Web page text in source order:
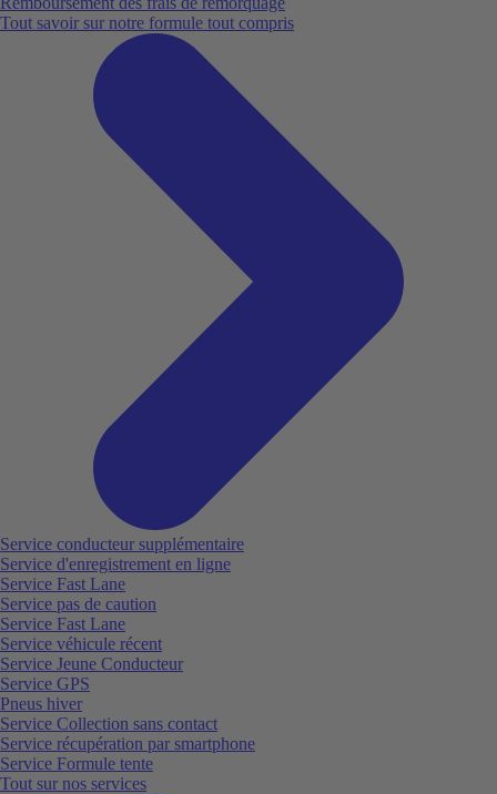
Tout savoir sur notre formule tout compris
Service conducteur supplémentaire
Service d'enregistrement en ligne
Service Fast Lane
Service pas de caution
Service Fast Lane
Service véhicule récent
Service Jeune Conducteur
Service GPS
Pneus hiver
Service Collection sans contact
Service récupération par smartphone
Service Formule tente
Tout sur nos services